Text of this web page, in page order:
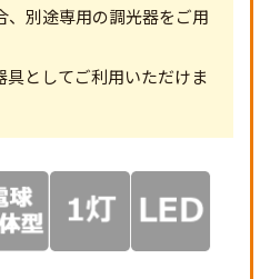
、別途専用の調光器をご用
としてご利用いただけま